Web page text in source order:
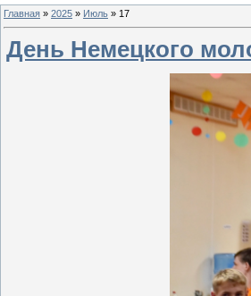
Главная » 2025 » Июль » 17
День Немецкого